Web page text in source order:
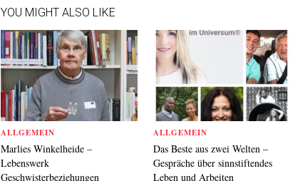
YOU MIGHT ALSO LIKE
ALLGEMEIN
Marlies Winkelheide –
Lebenswerk
Geschwisterbeziehungen
ALLGEMEIN
Das Beste aus zwei Welten –
Gespräche über sinnstiftendes
Leben und Arbeiten